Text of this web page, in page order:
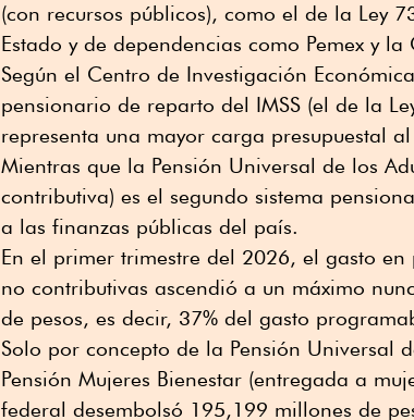
(con recursos públicos), como el de la Ley
Estado y de dependencias como Pemex y la
Según el Centro de Investigación
pensionario de reparto del IMSS (el de la
representa una mayor carga presupuestal
Mientras que la Pensión Universal de los
contributiva) es el segundo sistema
a las finanzas públicas del país.
En el primer trimestre del 2026, el gasto
no contributivas ascendió a un máximo
de pesos, es decir, 37% del gasto
Solo por concepto de la Pensión Universal
Pensión Mujeres Bienestar (entregada a
federal desembolsó 195,199 millones de